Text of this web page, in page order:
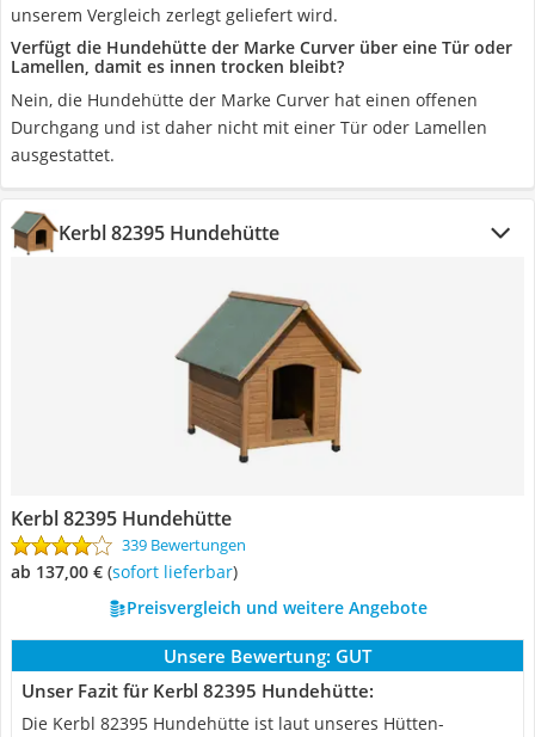
unserem Vergleich zerlegt geliefert wird.
Verfügt die Hundehütte der Marke Curver über eine Tür oder
Lamellen, damit es innen trocken bleibt?
Nein, die Hundehütte der Marke Curver hat einen offenen
Durchgang und ist daher nicht mit einer Tür oder Lamellen
ausgestattet.
Kerbl 82395 Hundehütte
Kerbl 82395 Hundehütte
339 Bewertungen
ab 137,00 € ( Sofort lieferbar)
Preisvergleich und weitere Angebote
Unsere Bewertung: GUT
Unser Fazit für Kerbl 82395 Hundehütte:
Die Kerbl 82395 Hundehütte ist laut unseres Hütten-